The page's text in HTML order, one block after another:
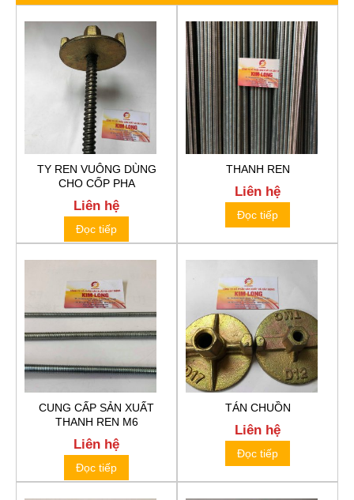
TY REN VUÔNG DÙNG
CHO CỐP PHA
Liên hệ
Đọc tiếp
THANH REN
Liên hệ
Đọc tiếp
CUNG CẤP SẢN XUẤT
THANH REN M6
Liên hệ
Đọc tiếp
TÁN CHUỒN
Liên hệ
Đọc tiếp